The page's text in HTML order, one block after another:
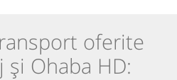
oferite
Ohaba HD: